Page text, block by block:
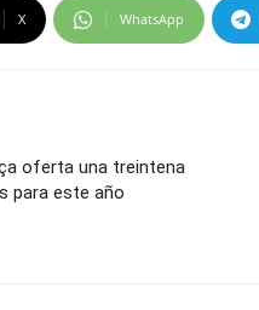
X WhatsApp
oferta una treintena
para este año